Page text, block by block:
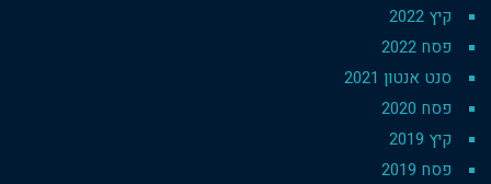
קיץ 2022
פסח 2022
סנט אנטון 2021
פסח 2020
קיץ 2019
פסח 2019